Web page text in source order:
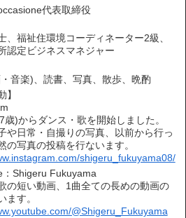
代表取締役
、福祉住環境コーディネーター2級、
認定ビジネスマネジャー
音楽)、読書、写真、散歩、晩酌
】
歳)からダンス・歌を開始しました。
や日常・自撮りの写真、以前から行っ
の写真の投稿を行ないます。
shigeru_fukuyama08/
：Shigeru Fukuyama
の短い動画、1曲全ての長めの動画の
ます。
@Shigeru_Fukuyama